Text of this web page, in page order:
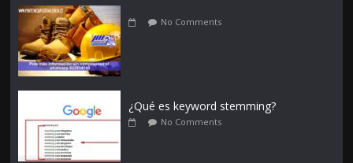
No Comments
¿Qué es keyword stemming?
No Comments